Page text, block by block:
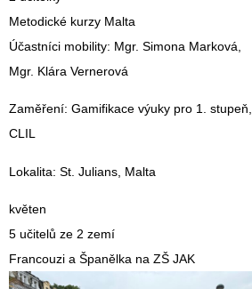
Metodické kurzy Malta
Účastníci mobility: Mgr. Simona Marková,
Mgr. Klára Vernerová
Zaměření: Gamifikace výuky pro 1. stupeň,
CLIL
Lokalita: St. Julians, Malta
květen
5 učitelů ze 2 zemí
Francouzi a Španělka na ZŠ JAK